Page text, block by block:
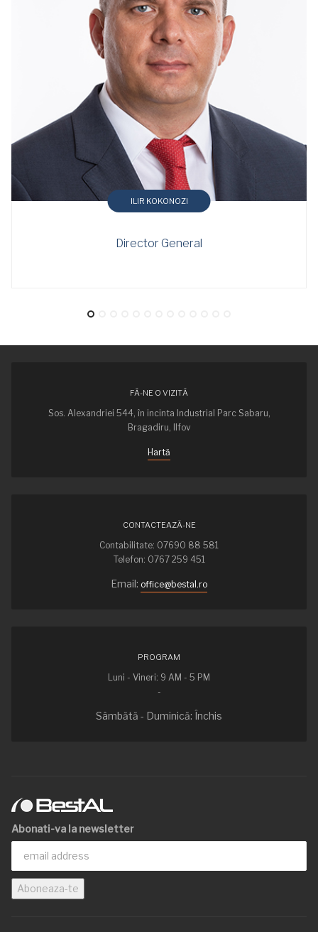
ILIR KOKONOZI
Director General
FĂ-NE O VIZITĂ
Sos. Alexandriei 544, în incinta Industrial Parc Sabaru,
Bragadiru, Ilfov
Hartă
CONTACTEAZĂ-NE
Contabilitate: 07690 88 581
Telefon: 0767 259 451
Email: office@bestal.ro
PROGRAM
Luni - Vineri: 9 AM - 5 PM
-
Sâmbătă - Duminică: Închis
Abonati-va la newsletter